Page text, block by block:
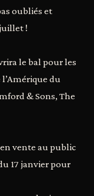
oubliés et
!
le bal pour les
du
& Sons, The
vente au public
17 janvier pour